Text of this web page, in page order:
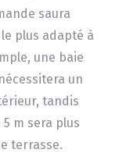
saura
plus adapté à
une baie
un
tandis
m sera plus
terrasse.